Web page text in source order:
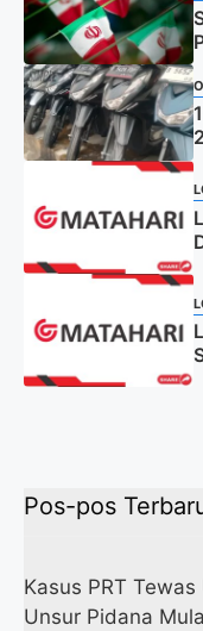
Pos-pos
Kasus PRT
Unsur Pidana